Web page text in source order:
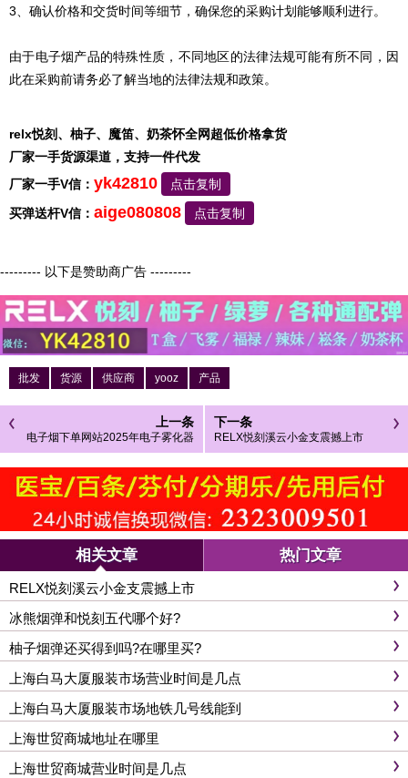
3、确认价格和交货时间等细节，确保您的采购计划能够顺利进行。
由于电子烟产品的特殊性质，不同地区的法律法规可能有所不同，因
此在采购前请务必了解当地的法律法规和政策。
relx悦刻、柚子、魔笛、奶茶怀全网超低价格拿货
厂家一手货源渠道，支持一件代发
厂家一手V信： yk42810
点击复制
买弹送杆V信： aige080808 点击复制
--------- 以下是赞助商广告 ---------
批发 货源 供应商 yooz 产品
上一条
电子烟下单网站2025年电子雾化器
网上商店
下一条
RELX悦刻溪云小金支震撼上市
相关文章 热门文章
RELX悦刻溪云小金支震撼上市
冰熊烟弹和悦刻五代哪个好?
柚子烟弹还买得到吗?在哪里买?
上海白马大厦服装市场营业时间是几点
上海白马大厦服装市场地铁几号线能到
上海世贸商城地址在哪里
上海世贸商城营业时间是几点